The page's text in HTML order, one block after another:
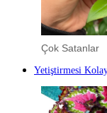
Çok Satanlar
Yetiştirmesi